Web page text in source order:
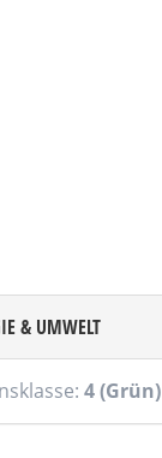
& UMWELT
4 (Grün)